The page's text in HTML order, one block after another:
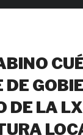
DE
DE LA